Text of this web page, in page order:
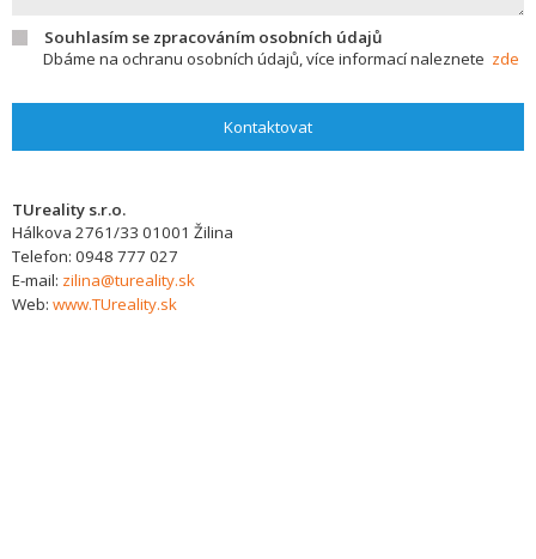
Souhlasím se zpracováním osobních údajů
Dbáme na ochranu osobních údajů, více informací naleznete zde
Kontaktovat
TUreality s.r.o.
Hálkova 2761/33 01001 Žilina
Telefon: 0948 777 027
E-mail: zilina@tureality.sk
Web: www.TUreality.sk